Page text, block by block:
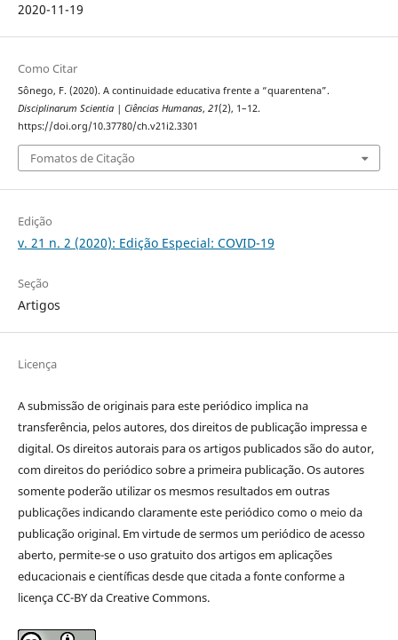
2020-11-19
Como Citar
Sônego, F. (2020). A continuidade educativa frente a “quarentena”.
Disciplinarum Scientia | Ciências Humanas, 21(2), 1–12.
https://doi.org/10.37780/ch.v21i2.3301
Fomatos de Citação
Edição
v. 21 n. 2 (2020): Edição Especial: COVID-19
Seção
Artigos
Licença
A submissão de originais para este periódico implica na
transferência, pelos autores, dos direitos de publicação impressa e
digital. Os direitos autorais para os artigos publicados são do autor,
com direitos do periódico sobre a primeira publicação. Os autores
somente poderão utilizar os mesmos resultados em outras
publicações indicando claramente este periódico como o meio da
publicação original. Em virtude de sermos um periódico de acesso
aberto, permite-se o uso gratuito dos artigos em aplicações
educacionais e científicas desde que citada a fonte conforme a
licença CC-BY da Creative Commons.